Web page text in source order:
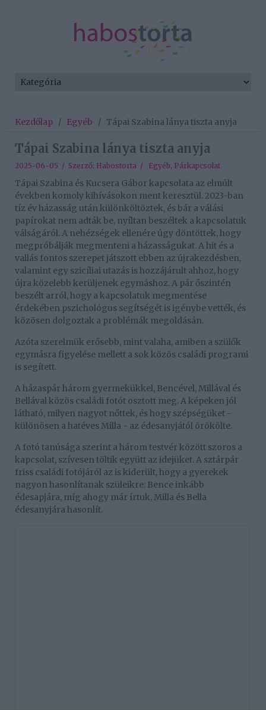
Kezdőlap / Egyéb / Tápai Szabina lánya tiszta anyja
Tápai Szabina lánya tiszta anyja
2025-06-05 / Szerző: Habostorta / Egyéb, Párkapcsolat
Tápai Szabina és Kucsera Gábor kapcsolata az elmúlt
években komoly kihívásokon ment keresztül. 2023-ban
tíz év házasság után különköltöztek, és bár a válási
papírokat nem adták be, nyíltan beszéltek a kapcsolatuk
válságáról. A nehézségek ellenére úgy döntöttek, hogy
megpróbálják megmenteni a házasságukat. A hit és a
vallás fontos szerepet játszott ebben az újrakezdésben,
valamint egy szicíliai utazás is hozzájárult ahhoz, hogy
újra közelebb kerüljenek egymáshoz. A pár őszintén
beszélt arról, hogy a kapcsolatuk megmentése
érdekében pszichológus segítségét is igénybe vették, és
közösen dolgoztak a problémák megoldásán.
Azóta szerelmük erősebb, mint valaha, amiben a szülők
egymásra figyelése mellett a sok közös családi programi
is segített.
A házaspár három gyermekükkel, Bencével, Millával és
Bellával közös családi fotót osztott meg. A képeken jól
látható, milyen nagyot nőttek, és hogy szépségüket -
különösen a hatéves Milla - az édesanyjától örökölte.
A fotó tanúsága szerint a három testvér között szoros a
kapcsolat, szívesen töltik együtt az idejüket. A sztárpár
friss családi fotójáról az is kiderült, hogy a gyerekek
nagyon hasonlítanak szüleikre: Bence inkább
édesapjára, míg ahogy már írtuk, Milla és Bella
édesanyjára hasonlít.